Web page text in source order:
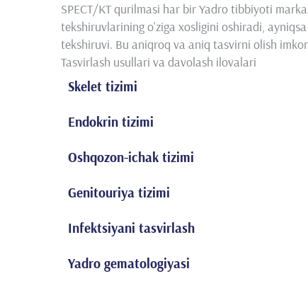
SPECT/KT qurilmasi har bir Yadro tibbiyoti
tekshiruvlarining o'ziga xosligini oshiradi,
tekshiruvi. Bu aniqroq va aniq tasvirni olish
Tasvirlash usullari va davolash ilovalari
Skelet tizimi
Butun tana suyak sintigrafiyasi
Suyak PET/KT (F18-NAF)
Endokrin tizimi
Paratiroid sintigrafiyasi
Dakriosintigrafiya
Oshqozon-ichak tizimi
Gastroezofagial reflyuks sintigrafiyasi
Mekkel divertikulining sintigrafiyasi
Qizilo'ngach o'tish vaqti
Genitouriya tizimi
Statik buyrak sintigrafiyasi (DMSA)
ACE inhibitörleri bilan dinamik buyrak
Infektsiyani tasvirlash
Nanokolloid yordamida suyak iligi sintigrafiyasi
Yadro gematologiyasi